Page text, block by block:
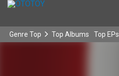
Genre Top Top Albums Top EPs